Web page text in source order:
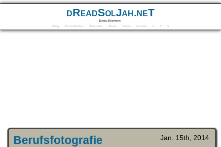
dReadSolJah.neT
Digital Mindforms
Blog Photo&Video Webradio Music Vinyls Contact F Y S
Jan. 15th, 2014
Berufsfotografie